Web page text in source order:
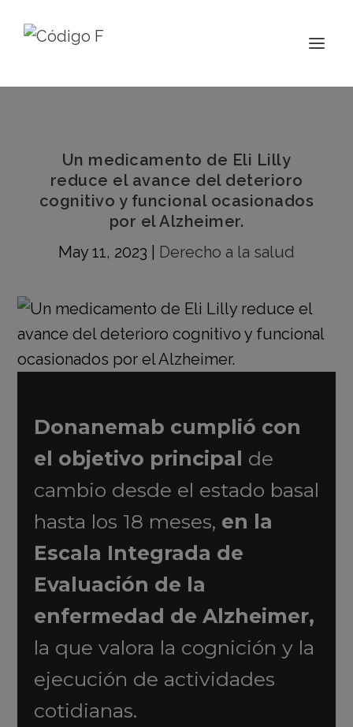
Un medicamento de Eli Lilly
reduce el avance del deterioro
cognitivo y funcional ocasionados
por el Alzheimer.
May 11, 2023
Derecho a la salud
Donanemab cumplió con
el objetivo principal de
cambio desde el estado basal
hasta los 18 meses, en la
Escala Integrada de
Evaluación de la
enfermedad de Alzheimer,
la que valora la cognición y la
ejecución de actividades
cotidianas.